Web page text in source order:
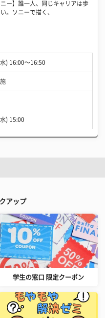
ニー】誰一人、同じキャリアは歩
。ソニーで描く、
) 16:00〜16:50
) 15:00
アップ
学生の窓口 限定クーポン